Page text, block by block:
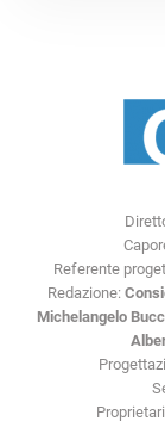
Referente
Redazione:
Michelangelo